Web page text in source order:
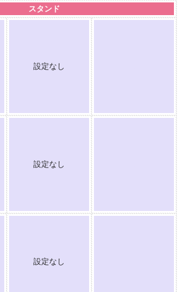
スタンド
設定なし
設定なし
設定なし